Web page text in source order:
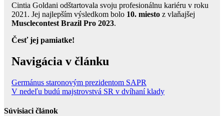
Cintia Goldani odštartovala svoju profesionálnu kariéru v roku
2021. Jej najlepším výsledkom bolo 10. miesto z vlaňajšej
Musclecontest Brazil Pro 2023.
Česť jej pamiatke!
Navigácia v článku
Germánus staronovým prezidentom SAPR
V nedeľu budú majstrovstvá SR v dvíhaní klady
Súvisiaci článok